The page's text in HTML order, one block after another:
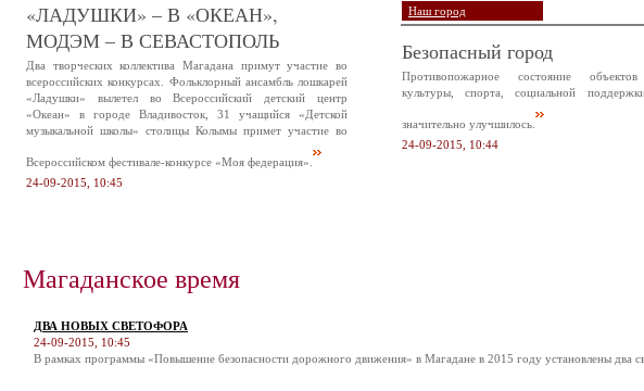
«ЛАДУШКИ» – В «ОКЕАН»,
МОДЭМ – В СЕВАСТОПОЛЬ
Два творческих коллектива Магадана примут участие во
всероссийских конкурсах. Фольклорный ансамбль лошкарей
«Ладушки» вылетел во Всероссийский детский центр
«Океан» в городе Владивосток, 31 учащийся «Детской
музыкальной школы» столицы Колымы примет участие во
Всероссийском фестивале-конкурсе «Моя федерация».
24-09-2015, 10:45
Наш город
Безопасный город
Противопожарное состояние объектов
культуры, спорта, социальной
значительно улучшилось.
24-09-2015, 10:44
Магаданское время
ДВА НОВЫХ СВЕТОФОРА
24-09-2015, 10:45
В рамках программы «Повышение безопасности дорожного движения» в Магадане в 2015 году установлены два